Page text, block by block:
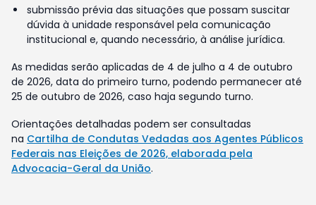
submissão prévia das situações que possam suscitar
dúvida à unidade responsável pela comunicação
institucional e, quando necessário, à análise jurídica.
As medidas serão aplicadas de 4 de julho a 4 de outubro
de 2026, data do primeiro turno, podendo permanecer até
25 de outubro de 2026, caso haja segundo turno.
Orientações detalhadas podem ser consultadas
na Cartilha de Condutas Vedadas aos Agentes Públicos
Federais nas Eleições de 2026, elaborada pela
Advocacia-Geral da União.